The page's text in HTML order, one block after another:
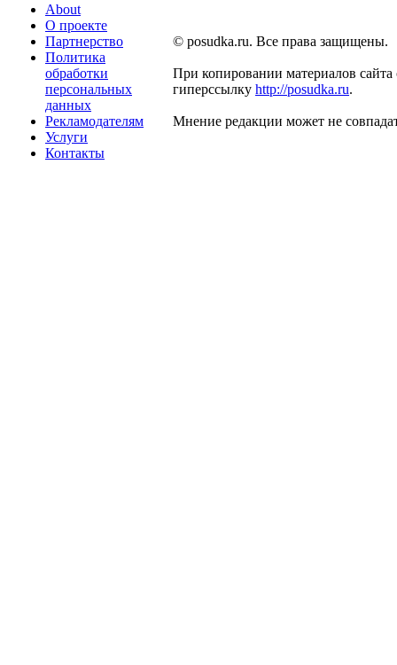
About
О проекте
Партнерство
Политика
обработки
персональных
данных
Рекламодателям
Услуги
Контакты
© posudka.ru. Все права защищены.
При копировании материалов сайта
гиперссылку http://posudka.ru.
Мнение редакции может не